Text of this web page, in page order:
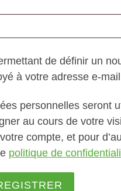
de définir un
à votre adresse e-
personnelles seront
au cours de votre
votre compte, et pour
politique de